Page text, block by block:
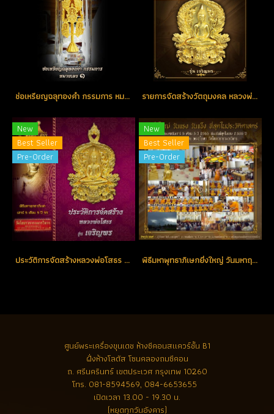
ช่อเหรียญฉลุทองคำ กรรมการ หมายเลขช่อ No. 1 ตอกโค้ด (ขายแล้ว) รายการจัดสร้างวัตถุมงคล หลวงพ่อโสธร รุ่น เจริญพร
New
Best Seller
Pre-Order
ประวัติการจัดสร้างหลวงพ่อโสธร รุ่น เจริญพร ปี 2555
New
Best Seller
Pre-Order
พิธีมหาพุทธาภิเษกยิ่งใหญ่ วันมหาฤกษ์ มหามงคล แห่งปี วันเสาร์ที่ 5 เดือน 5 ปี 2555 ณ พระอุโบสถ วัดโสธรวรารามวรวิหาร
ศูนย์พระเครื่องขุนเดช ห้างซีคอนสแควร์ชั้น B1
ฝั่งห้างโลตัส โซนคลองถมซีคอน
ถ. ศรีนครินทร์ เขตประเวศ กรุงเทพ 10260
โทร. 081-8594569, 084-6653655
เปิดเวลา 13.00 - 19.30 น.
(หยุดทุกวันอังคาร)